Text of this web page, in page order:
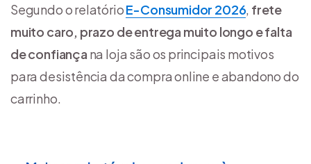
Segundo o relatórioE-Consumidor 2026 frete
muito caro, prazo de entrega muito longo e falta
de confiança na loja são os principais motivos
para desistência da compra online e abandono do
carrinho.